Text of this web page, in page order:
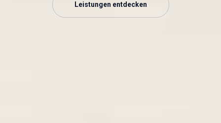
Leistungen entdecken